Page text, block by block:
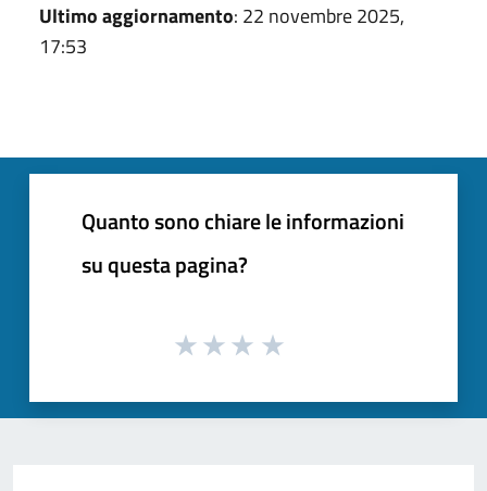
Ultimo aggiornamento: 22 novembre 2025,
17:53
Quanto sono chiare le informazioni
su questa pagina?